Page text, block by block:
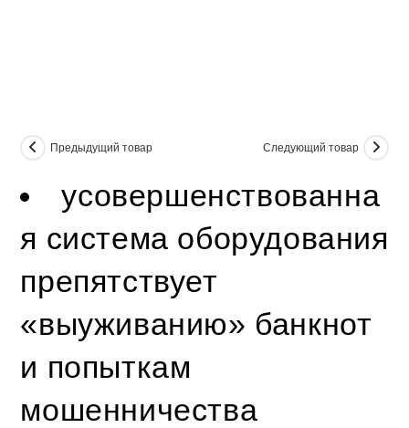
Предыдущий товар Следующий товар
усовершенствованна
я система оборудования
препятствует
«выуживанию» банкнот
и попыткам
мошенничества